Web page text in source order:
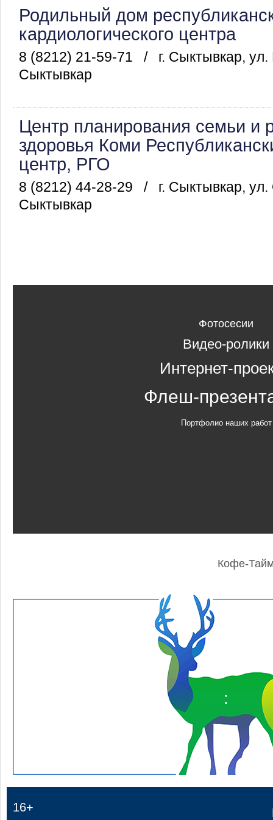
Родильный дом
кардиологического центра
8 (8212) 21-59-71 /
г. Сыктывкар,
Сыктывкар
Центр планирования семьи и
здоровья Коми
центр, РГО
8 (8212) 44-28-29 /
г. Сыктывкар,
Сыктывкар
Фотосесии
Видео-ролики
Интернет-
Флеш-
Портфолио наших работ
Кофе-
:
16+